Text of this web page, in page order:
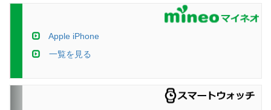
Apple iPhone
一覧を見る